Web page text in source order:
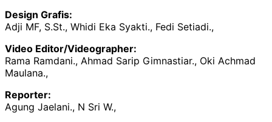
Design Grafis:
Adji MF, S.St., Whidi Eka Syakti., Fedi Setiadi.,
Video Editor/Videographer:
Rama Ramdani., Ahmad Sarip Gimnastiar., Oki Achmad
Maulana.,
Reporter:
Agung Jaelani., N Sri W.,